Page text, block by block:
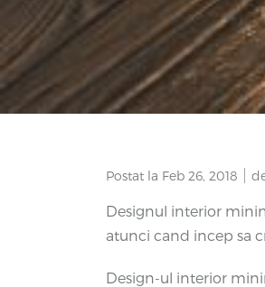
Postat la Feb 26, 2018
Designul interior
atunci cand incep sa
Design-ul interior